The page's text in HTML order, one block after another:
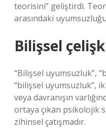
teorisini” geliştirdi.
arasındaki
Bilişsel
“Bilişsel uyumsuzluk”,
“bilişsel uyumsuzluk”,
veya davranışın
ortaya çıkan psikolojik
zihinsel çatışmadır.